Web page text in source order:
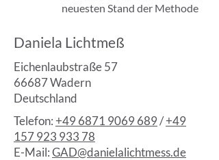
neuesten Stand der Methode
Daniela Lichtmeß
Eichenlaubstraße 57
66687 Wadern
Deutschland
Telefon:+49 6871 9069 689/+49
157 923 933 78
E-Mail:GAD@danielalichtmess.de